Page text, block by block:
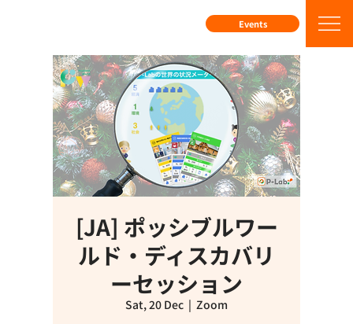
Events
[JA] ポッシブルワー
ルド・ディスカバリ
ーセッション
Sat, 20 Dec
  |
Zoom